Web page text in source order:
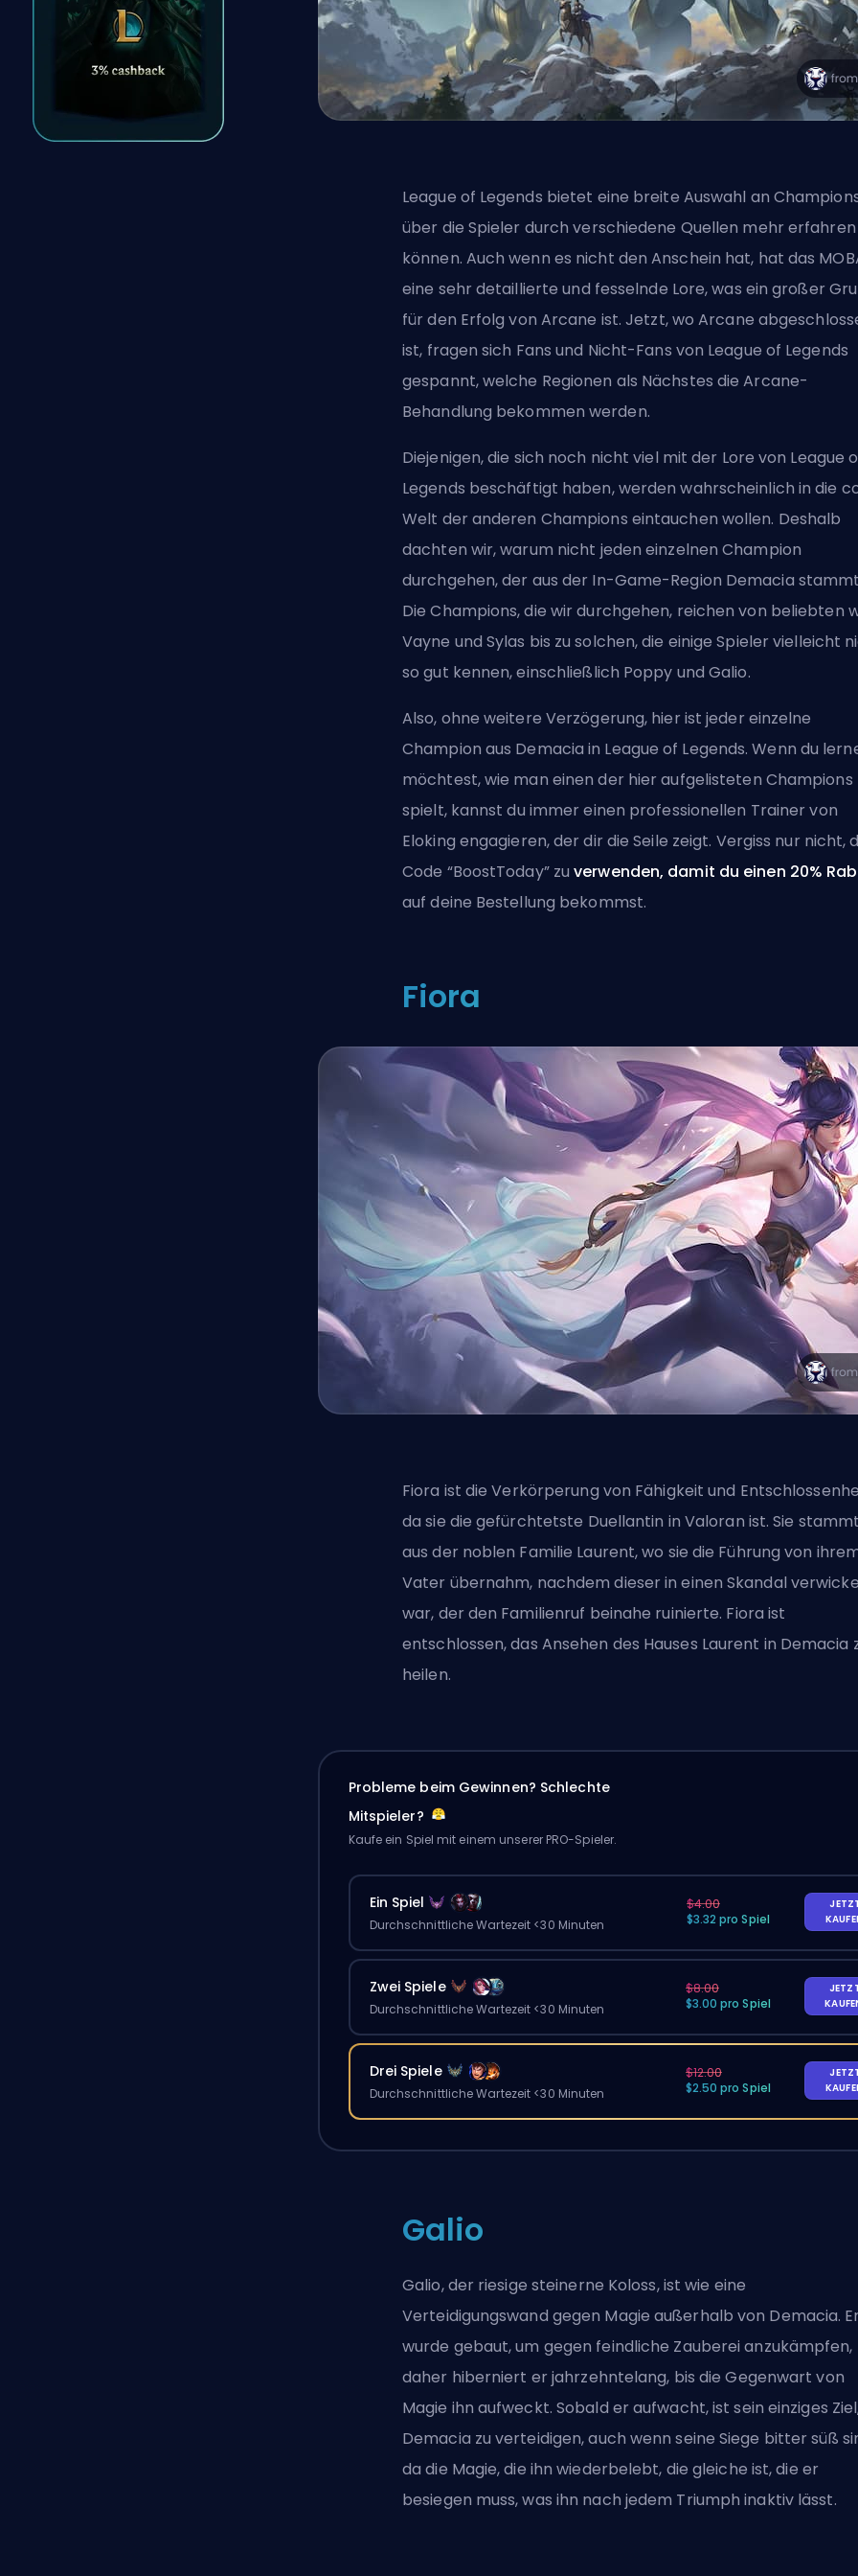
League of Legends bietet eine breite Auswahl an
über die Spieler durch verschiedene Quellen mehr erfahren
können. Auch wenn es nicht den Anschein hat, hat das
eine sehr detaillierte und fesselnde Lore, was ein großer
für den Erfolg von Arcane ist. Jetzt, wo Arcane
ist, fragen sich Fans und Nicht-Fans von League of Legends
gespannt, welche Regionen als Nächstes die Arcane-
Behandlung bekommen werden.
Diejenigen, die sich noch nicht viel mit der Lore von League
Legends beschäftigt haben, werden wahrscheinlich in die
Welt der anderen Champions eintauchen wollen. Deshalb
dachten wir, warum nicht jeden einzelnen Champion
durchgehen, der aus der In-Game-Region Demacia
Die Champions, die wir durchgehen, reichen von beliebten
Vayne und Sylas bis zu solchen, die einige Spieler vielleicht
so gut kennen, einschließlich Poppy und Galio.
Also, ohne weitere Verzögerung, hier ist jeder einzelne
Champion aus Demacia in League of Legends. Wenn du
möchtest, wie man einen der hier aufgelisteten Champions
spielt, kannst du immereinen professionellen Trainer von
Eloking engagieren, der dir die Seile zeigt. Vergiss nur nicht,
Code “BoostToday” zuverwenden, damit du einen 20%
auf deine Bestellung bekommst.
Fiora
Fiora ist die Verkörperung von Fähigkeit und
da sie die gefürchtetste Duellantin in Valoran ist. Sie
aus der noblen Familie Laurent, wo sie die Führung von
Vater übernahm, nachdem dieser in einen Skandal
war, der den Familienruf beinahe ruinierte. Fiora ist
entschlossen, das Ansehen des Hauses Laurent in Demacia
heilen.
Probleme beim Gewinnen? Schlechte
Mitspieler?
Kaufe ein Spiel mit einem unserer PRO-Spieler.
Ein Spiel
Durchschnittliche Wartezeit <30 Minuten
$4.00
$3.32 pro Spiel
Zwei Spiele
Durchschnittliche Wartezeit <30 Minuten
$8.00
$3.00 pro Spiel
Drei Spiele
Durchschnittliche Wartezeit <30 Minuten
$12.00
$2.50 pro Spiel
Galio
Galio, der riesige steinerne Koloss, ist wie eine
Verteidigungswand gegen Magie außerhalb von Demacia.
wurde gebaut, um gegen feindliche Zauberei anzukämpfen,
daher hiberniert er jahrzehntelang, bis die Gegenwart von
Magie ihn aufweckt. Sobald er aufwacht, ist sein einziges
Demacia zu verteidigen, auch wenn seine Siege bitter süß
da die Magie, die ihn wiederbelebt, die gleiche ist, die er
besiegen muss, was ihn nach jedem Triumph inaktiv lässt.